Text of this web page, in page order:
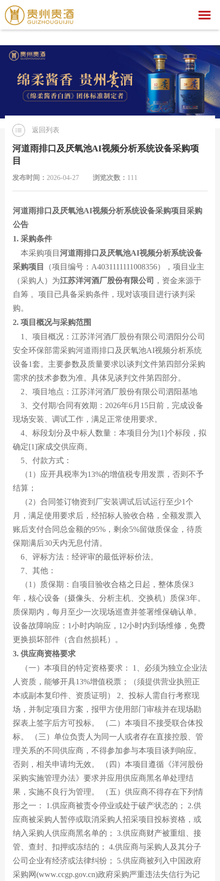
万搏官网
关于我们
集团简介
企业荣誉
贵酒匠心
万搏官网
公示公告
贵酒美文
产品中心
贵酒樽系列
贵酒(金/红)系列
贵酒贵阳大曲系列
贵酒黔春酒系列
文创产品
星贵系列
党团建设
厂区旅游
招标公告
中标公告
招聘中心
人才理念
校园招聘
返回列表
河道雨排口及厌氧池AI视频分析系统设备采购项
目
发布时间： 2026-04-27 浏览次数： 111
河道雨排口及厌氧池AI视频分析系统设备采购项目采购
公告
1. 采购条件
本采购项目 河道雨排口及厌氧池AI视频分析系统设备
采购项目
（项目编号：A4031111111008356），项目业主
（采购人）为江苏洋河酒厂股份有限公司
，资金来源于
自筹 。项目已具备采购条件，现对该项目进行谈判采
购。
2. 项目概况与采购范围
1、项目概况：江苏洋河酒厂股份有限公司泗阳分公司
安全环保部需采购河道雨排口及厌氧池AI视频分析系统
设备1套。主要参数及质量要求以谈判文件第四部分采购
需求的技术参数为准。具体见谈判文件第四部分。
2、项目地点：江苏洋河酒厂股份有限公司泗阳基地
3、交付期/合同有效期：2026年6月15日前，完成设备
现场安装、调试工作，满足正常使用要求。
4、标段划分及中标人数量：本项目分为[1]个标段，拟
确定[1]家成交供应商。
5、付款方式：
（1）应开具税率为13%的增值税专用发票，否则不予
结算；
（2）合同签订物资到厂安装调试后试运行至少1个
月，满足使用要求后，经招标人验收合格，全额发票入
账后支付合同总金额的95%，剩余5%留做质保金，待质
保期满后30天内无息付清。
6、评标方法：经评审的最低评标价法。
7、其他：
（1）质保期：自项目验收合格之日起，整体质保3
年，核心设备（摄像头、分析主机、交换机）质保3年。
质保期内，每月至少一次现场巡查并签署维保确认单。
设备故障响应：1小时内响应，12小时内到场维修，免费
更换损坏部件（含自然损耗）。
3. 供应商资格要求
（一）本项目的特定资格要求： 1、必须为独立企业法
人资质，能够开具13%增值税票；（须提供营业执照正
本或副本复印件、资质证明） 2、投标人需自行考察现
场，并制定项目方案，报甲方使用部门审核并在现场勘
探表上签字后方可投标。 （二）本项目不接受联合体投
标。 （三）单位负责人为同一人或者存在直接控股、管
理关系的不同供应商，不得参加参与本项目谈判响应。
否则，相关申请均无效。 （四）本项目遵循《洋河股份
采购实施管理办法》要求并应用供应商黑名单处理结
果，实施不良行为管理。 （五）供应商不得存在下列情
形之一： 1.供应商被责令停业或处于破产状态的； 2.供
应商被采购人暂停或取消采购人招采项目投标资格，或
纳入采购人供应商黑名单的； 3.供应商财产被重组、接
管、查封、扣押或冻结的； 4.供应商与采购人及其分子
公司企业有经济或法律纠纷； 5.供应商被列入中国政府
采购网(www.ccgp.gov.cn)政府采购严重违法失信行为记